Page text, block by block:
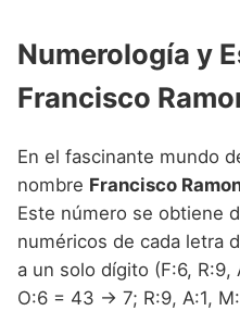
Numerología y
Francisco
En el fascinante mundo
nombre Francisco
Este número se obtiene
numéricos de cada letra
a un solo dígito (F:6, R:9,
O:6 = 43 -> 7; R:9, A:1,